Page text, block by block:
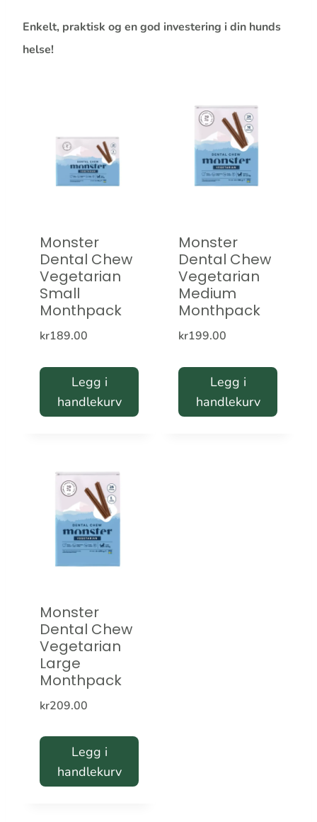
Enkelt, praktisk og en god investering i din hunds
helse!
Monster
Dental Chew
Vegetarian
Small
Monthpack
kr189.00
Legg i
handlekurv
Monster
Dental Chew
Vegetarian
Medium
Monthpack
kr199.00
Legg i
handlekurv
Monster
Dental Chew
Vegetarian
Large
Monthpack
kr209.00
Legg i
handlekurv